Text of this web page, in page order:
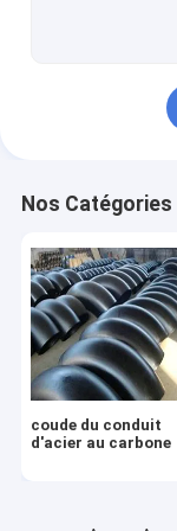
Croix d'acier
Nos Catégories
coude du conduit
d'acier au carbone